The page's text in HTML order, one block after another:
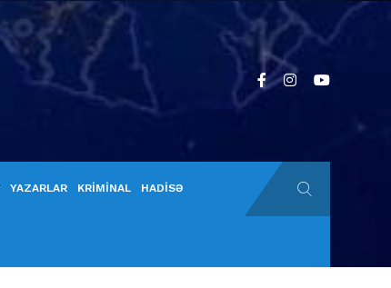
YAZARLAR KRİMİNAL HADİSƏ